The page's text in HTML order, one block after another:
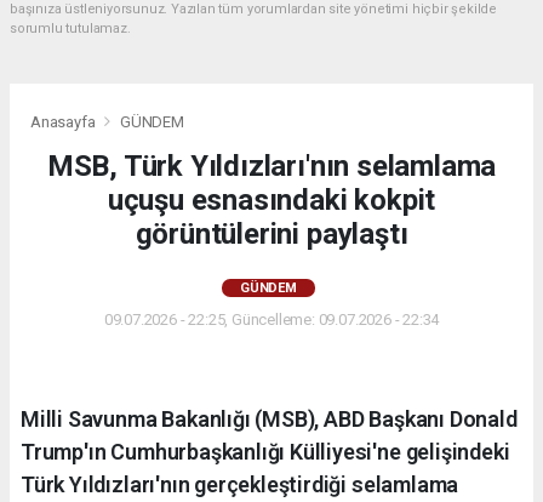
başınıza üstleniyorsunuz. Yazılan tüm yorumlardan site yönetimi hiçbir şekilde
sorumlu tutulamaz.
Anasayfa GÜNDEM
MSB, Türk Yıldızları'nın selamlama
uçuşu esnasındaki kokpit
görüntülerini paylaştı
GÜNDEM
09.07.2026 - 22:25, Güncelleme: 09.07.2026 - 22:34
Milli Savunma Bakanlığı (MSB), ABD Başkanı Donald
Trump'ın Cumhurbaşkanlığı Külliyesi'ne gelişindeki
Türk Yıldızları'nın gerçekleştirdiği selamlama